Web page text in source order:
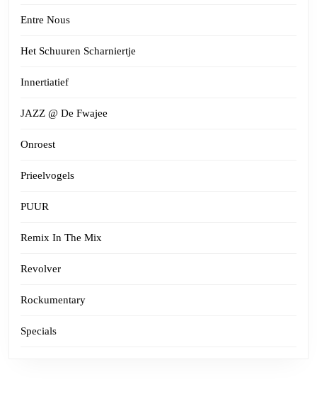
Entre Nous
Het Schuuren Scharniertje
Innertiatief
JAZZ @ De Fwajee
Onroest
Prieelvogels
PUUR
Remix In The Mix
Revolver
Rockumentary
Specials